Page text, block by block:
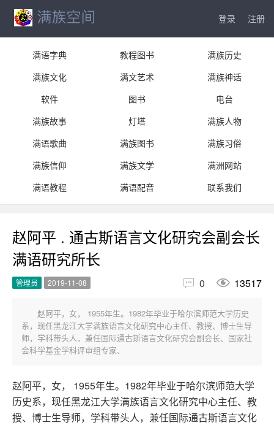
登录 注册
满语字典 教程图书
满族历史
满族文化
满文艺术
满族神话
软件
图书
电台
满族故事
灯塔
满族人物
满语歌曲
满族图书
满族习俗
满族信仰
满族文学
满洲网站
满语教程
满语配音 联系我们
赵阿平 . 通古斯语言文化研究会副会长
满语研究所长
管理员 2019-11-08  0  13517
赵阿平，女， 1955年生。1982年毕业于哈尔滨师范大学历史
系，现任黑龙江大学满族语言文化研究中心主任、教授、博士生导
师，学科带头人，兼任国际通古斯语言文化研究会副会长、国家社
会科学基金学科评审组专家、
赵阿平，女， 1955年生。1982年毕业于哈尔滨师范大学
历史系，现任黑龙江大学满族语言文化研究中心主任、教
授、博士生导师，学科带头人，兼任国际通古斯语言文化